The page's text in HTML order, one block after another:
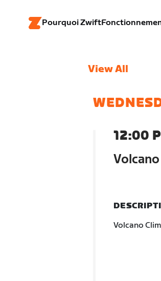
Pourquoi Zwift
View All
12:00
Volcano